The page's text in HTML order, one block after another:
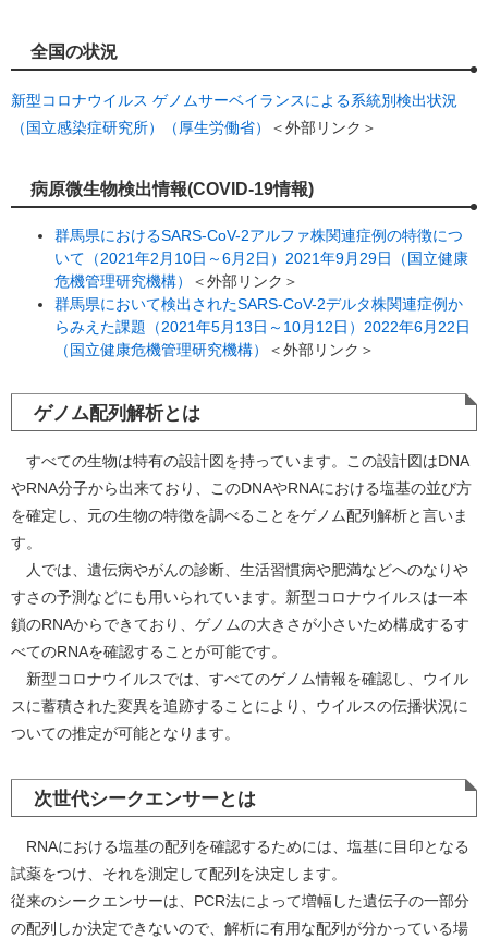
全国の状況
新型コロナウイルス ゲノムサーベイランスによる系統別検出状況
（国立感染症研究所）（厚生労働省）
＜外部リンク＞
病原微生物検出情報(COVID-19情報)
群馬県におけるSARS-CoV-2アルファ株関連症例の特徴につ
いて（2021年2月10日～6月2日）2021年9月29日（国立健康
危機管理研究機構）
＜外部リンク＞
群馬県において検出されたSARS-CoV-2デルタ株関連症例か
らみえた課題（2021年5月13日～10月12日）2022年6月22日
（国立健康危機管理研究機構）
＜外部リンク＞
ゲノム配列解析とは
すべての生物は特有の設計図を持っています。この設計図はDNA
やRNA分子から出来ており、このDNAやRNAにおける塩基の並び方
を確定し、元の生物の特徴を調べることをゲノム配列解析と言いま
す。
人では、遺伝病やがんの診断、生活習慣病や肥満などへのなりや
すさの予測などにも用いられています。新型コロナウイルスは一本
鎖のRNAからできており、ゲノムの大きさが小さいため構成するす
べてのRNAを確認することが可能です。
新型コロナウイルスでは、すべてのゲノム情報を確認し、ウイル
スに蓄積された変異を追跡することにより、ウイルスの伝播状況に
ついての推定が可能となります。
次世代シークエンサーとは
RNAにおける塩基の配列を確認するためには、塩基に目印となる
試薬をつけ、それを測定して配列を決定します。
従来のシークエンサーは、PCR法によって増幅した遺伝子の一部分
の配列しか決定できないので、解析に有用な配列が分かっている場